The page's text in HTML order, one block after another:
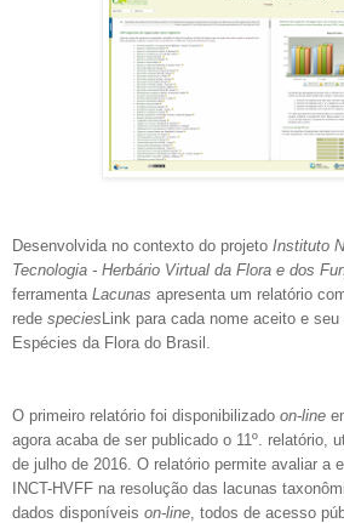
Desenvolvida no contexto do projeto Instituto
Tecnologia - Herbário Virtual da Flora e dos
ferramenta Lacunas apresenta um relatório
rede species Link para cada nome aceito e
Espécies da Flora do Brasil.
O primeiro relatório foi disponibilizado on-line
agora acaba de ser publicado o 11º. relatório,
de julho de 2016. O relatório permite avaliar a
INCT-HVFF na resolução das lacunas
dados disponíveis on-line , todos de acesso